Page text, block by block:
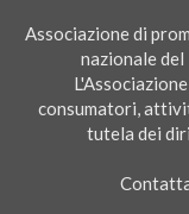
Associazione di
nazionale
consumatori,
tutela dei